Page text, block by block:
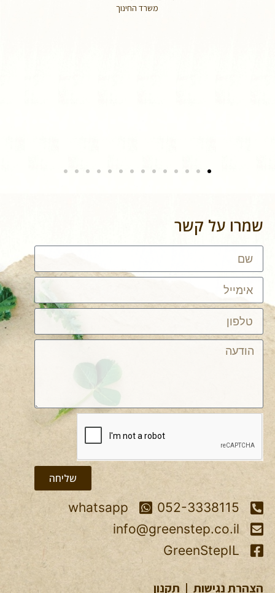
שמרו על קשר
שליחה
052-3338115
whatsapp
info@greenstep.co.il
GreenStepIL
הצהרת נגישות | תקנון